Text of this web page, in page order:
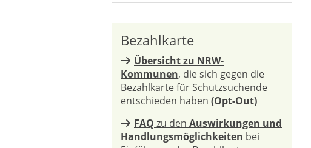
Bezahlkarte
Übersicht zu NRW-
Kommunen, die sich gegen die
Bezahlkarte für Schutzsuchende
entschieden haben (Opt-Out)
FAQ zu den Auswirkungen und
Handlungsmöglichkeiten bei